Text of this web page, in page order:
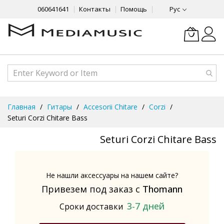
060641641 Контакты Помощь Рус
Content
Главная Гитары Accesorii Chitare
Corzi
Seturi Corzi Chitare Bass
Seturi Corzi Chitare Bass
Не нашли аксессуары на нашем сайте?
Привезем под заказ с Thomann
Сроки доставки 3-7 дней